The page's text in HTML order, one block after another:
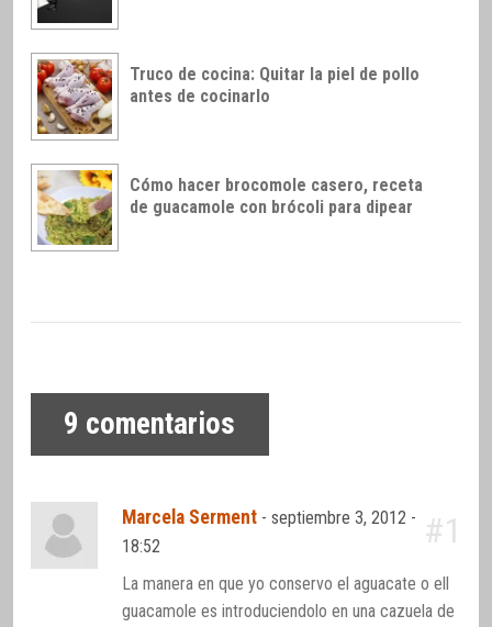
Truco de cocina: Quitar la piel de pollo
antes de cocinarlo
Cómo hacer brocomole casero, receta
de guacamole con brócoli para dipear
9 comentarios
Marcela Serment -septiembre 3, 2012 -
18:52
#1
La manera en que yo conservo el aguacate o ell
guacamole es introduciendolo en una cazuela de